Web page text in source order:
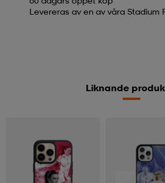
Levereras av en av våra Stadium
Liknande